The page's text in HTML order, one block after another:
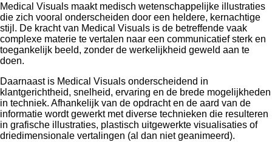
Medical Visuals maakt medisch wetenschappelijke illustraties
die zich vooral onderscheiden door een heldere, kernachtige
stijl. De kracht van Medical Visuals is de betreffende vaak
complexe materie te vertalen naar een communicatief sterk en
toegankelijk beeld, zonder de werkelijkheid geweld aan te
doen.
Daarnaast is Medical Visuals onderscheidend in
klantgerichtheid, snelheid, ervaring en de brede mogelijkheden
in techniek. Afhankelijk van de opdracht en de aard van de
informatie wordt gewerkt met diverse technieken die resulteren
in grafische illustraties, plastisch uitgewerkte visualisaties of
driedimensionale vertalingen (al dan niet geanimeerd).